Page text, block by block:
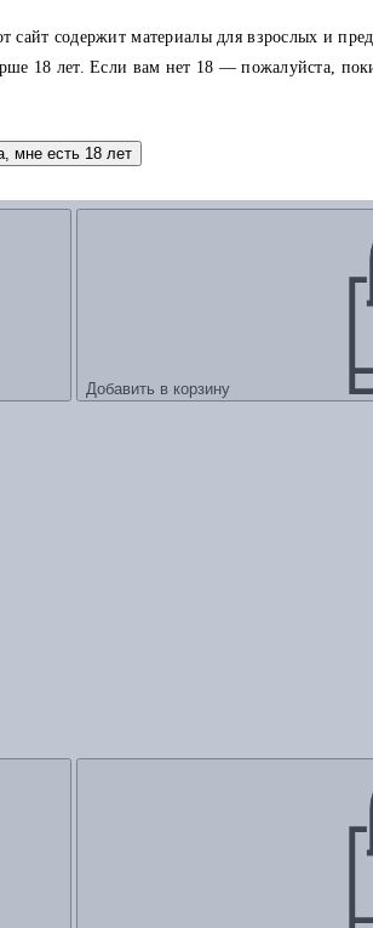
Добавить в корзину
сайт содержит материалы для взрослых и
18 лет. Если вам нет 18 — пожалуйста,
мне есть 18 лет